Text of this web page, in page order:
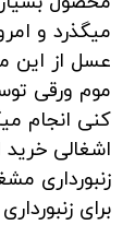
میگذرد و
عسل از این
موم ورقی
کنی انجام
اشغالی خرید
زنبورداری
برای